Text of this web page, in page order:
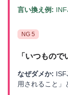
言い換え例:
NG 5
「 いつもので
なぜダメか:
用されること」